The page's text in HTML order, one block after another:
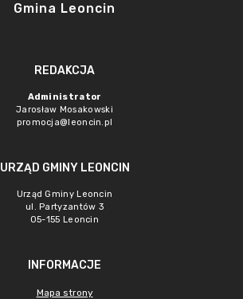
Gmina Leoncin
REDAKCJA
Administrator
Jarosław Mosakowski
promocja@leoncin.pl
URZĄD GMINY LEONCIN
Urząd Gminy Leoncin
ul. Partyzantów 3
05-155 Leoncin
INFORMACJE
Mapa strony